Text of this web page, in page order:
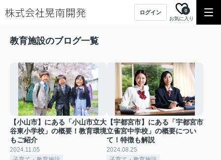
ログイン
お気に入り
0
教育施設のブログ一覧
【小山市】にある「小山市立大
谷東小学校」の概要！教育環境
もご紹介
2024.11.05
【宇都宮市】にある「宇都宮市
立雀宮中学校」の概要につい
て！特徴も解説
2024.08.25